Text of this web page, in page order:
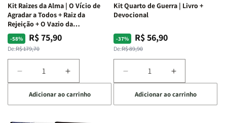
Kit Raizes da Alma | O Vício de
Agradar a Todos + Raiz da
Rejeição + O Vazio da
Insatisfação.
-58%
Preço
normal
De:R$ 179,70
Preço
promocional
R$ 75,90
Diminuir
a
quantidade
de
Aumentar
a
quantidade
de
Adicionar ao carrinho
Kit Quarto de Guerra | Livro +
Devocional
-37%
Preço
normal
De:R$ 89,90
Preço
promocional
R$ 56,90
Diminuir
a
quantidade
de
Aumentar
a
quantidade
de
Adicionar ao carrinho